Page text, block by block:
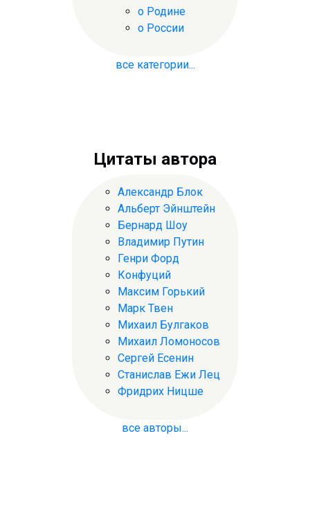
о Родине
о России
все категории...
Цитаты автора
Александр Блок
Альберт Эйнштейн
Бернард Шоу
Владимир Путин
Генри Форд
Конфуций
Максим Горький
Марк Твен
Михаил Булгаков
Михаил Ломоносов
Сергей Есенин
Станислав Ежи Лец
Фридрих Ницше
все авторы...